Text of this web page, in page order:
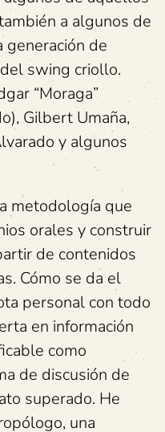
a algunos de
de
swing criollo.
“Moraga”
Gilbert Umaña,
y algunos
metodología que
orales y construir
de contenidos
Cómo se da el
personal con todo
en información
como
de discusión de
superado. He
una